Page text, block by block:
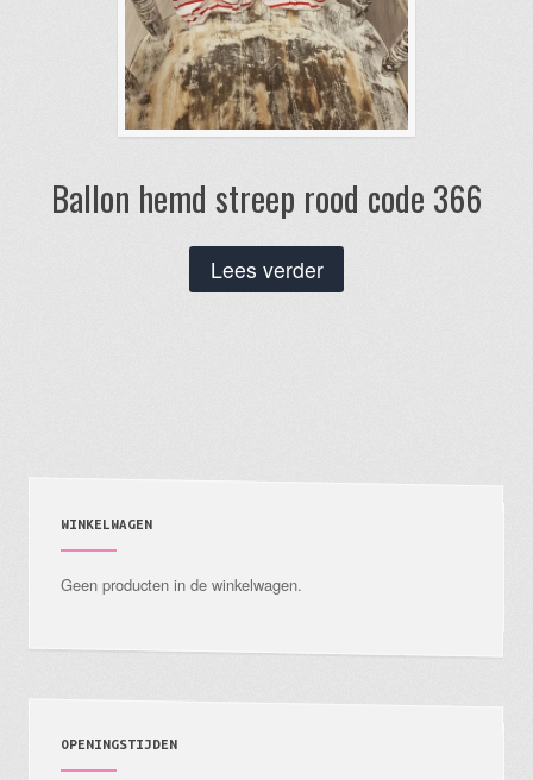
Ballon hemd streep rood code 366
Lees verder
WINKELWAGEN
Geen producten in de winkelwagen.
OPENINGSTIJDEN